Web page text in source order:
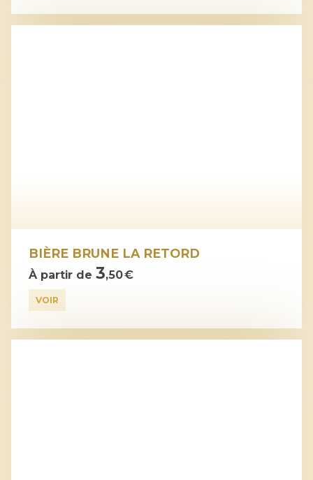
BIÈRE BRUNE LA RETORD
À partir de 3,50 €
VOIR